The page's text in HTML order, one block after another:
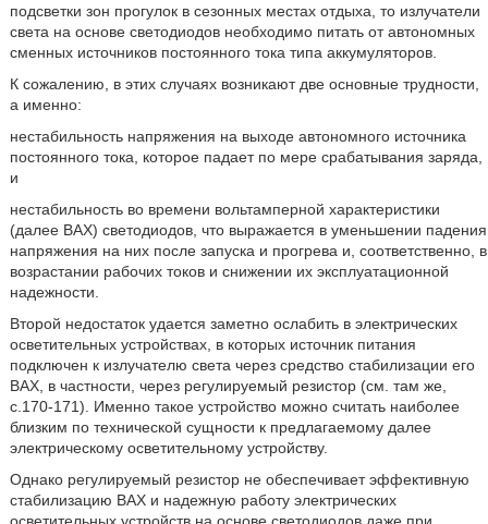
подсветки зон прогулок в сезонных местах отдыха, то излучатели
света на основе светодиодов необходимо питать от автономных
сменных источников постоянного тока типа аккумуляторов.
К сожалению, в этих случаях возникают две основные трудности,
а именно:
нестабильность напряжения на выходе автономного источника
постоянного тока, которое падает по мере срабатывания заряда,
и
нестабильность во времени вольтамперной характеристики
(далее ВАХ) светодиодов, что выражается в уменьшении падения
напряжения на них после запуска и прогрева и, соответственно, в
возрастании рабочих токов и снижении их эксплуатационной
надежности.
Второй недостаток удается заметно ослабить в электрических
осветительных устройствах, в которых источник питания
подключен к излучателю света через средство стабилизации его
ВАХ, в частности, через регулируемый резистор (см. там же,
с.170-171). Именно такое устройство можно считать наиболее
близким по технической сущности к предлагаемому далее
электрическому осветительному устройству.
Однако регулируемый резистор не обеспечивает эффективную
стабилизацию ВАХ и надежную работу электрических